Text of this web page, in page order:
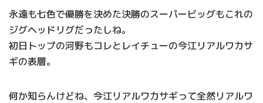
永遠も七色で優勝を決めた決勝のスーパービッグもこれの
ジグヘッドリグだったしね。
初日トップの河野もコレとレイチューの今江リアルワカサ
ギの表層。
何か知らんけどね、今江リアルワカサギって全然リアルワ